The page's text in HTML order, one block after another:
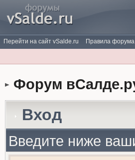
Перейти на сайт vSalde.ru Правила форума
Форум
Вход
Введите ниже